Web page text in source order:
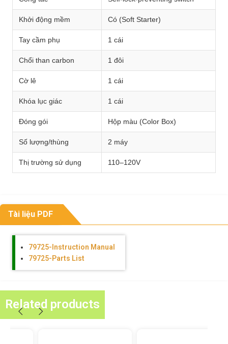
Khởi động mềm Có (Soft Starter)
Tay cầm phụ 1 cái
Chổi than carbon 1 đôi
Cờ lê 1 cái
Khóa lục giác 1 cái
Đóng gói Hộp màu (Color Box)
Số lượng/thùng 2 máy
Thị trường sử dụng 110–120V
Tài liệu PDF
79725-Instruction Manual
79725-Parts List
Related products